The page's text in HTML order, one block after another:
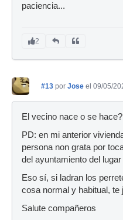
paciencia...
2
#13 por Jose el 09/05/
El vecino nace o se
PD: en mi anterior
persona non grata por
del ayuntamiento del
Eso sí, si ladran los
cosa normal y habitual, te
Salute compañeros